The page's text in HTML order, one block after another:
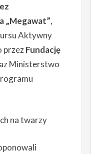
„Megawat”,
Aktywny
przezFundację
Ministerstwo
na twarzy